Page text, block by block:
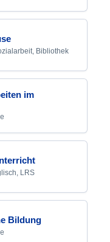
Bibliothek
im
LRS
Bildung